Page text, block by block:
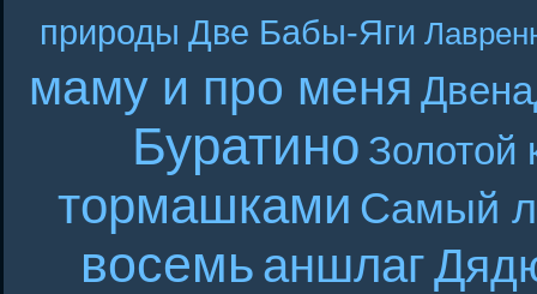
природы Две Бабы-Яги
маму и про меня
Буратино Золотой
тормашками Самый
восемьаншлаг